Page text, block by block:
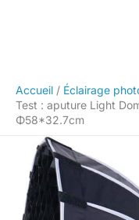
Accueil
Éclairage
Test : aputure Light
Φ58*32.7cm